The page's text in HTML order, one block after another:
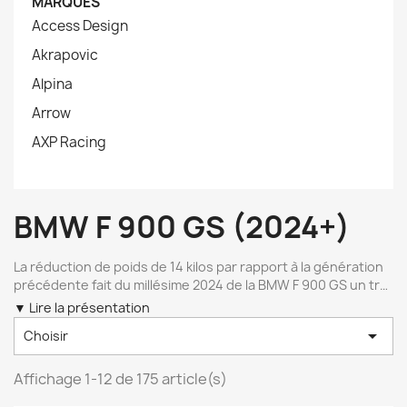
Access Design
Akrapovic
Alpina
Arrow
AXP Racing
BMW F 900 GS (2024+)
La réduction de poids de 14 kilos par rapport à la génération
précédente fait du millésime 2024 de la BMW F 900 GS un trail
hautement technique conçu pour le franchissement.
Renforcement de la partie-cycle pour les excursions
engagées Le bicylindre de 895 cm³ réclame une enveloppe
matérielle capable d'encaisser les projections de cailloux et
les chocs répétés en usage tout-terrain. Les concepteurs
de composants de haute précision, à l'image d'Evotech
▼ Lire la présentation
Choisir

Affichage 1-12 de 175 article(s)